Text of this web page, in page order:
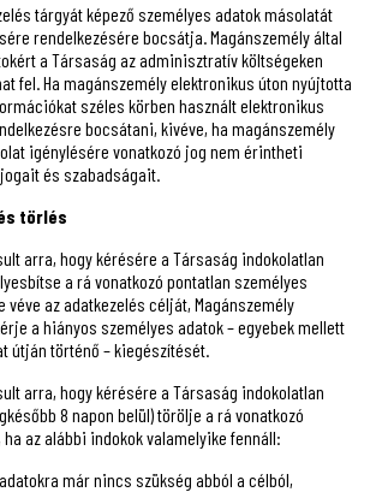
tárgyát képező személyes adatok másolatát
rendelkezésére bocsátja. Magánszemély által
a Társaság az adminisztratív költségeken
fel. Ha magánszemély elektronikus úton nyújtotta
széles körben használt elektronikus
bocsátani, kivéve, ha magánszemély
igénylésére vonatkozó jog nem érintheti
és szabadságait.
törlés
arra, hogy kérésére a Társaság indokolatlan
a rá vonatkozó pontatlan személyes
véve az adatkezelés célját, Magánszemély
a hiányos személyes adatok – egyebek mellett
útján történő – kiegészítését.
arra, hogy kérésére a Társaság indokolatlan
8 napon belül) törölje a rá vonatkozó
az alábbi indokok valamelyike fennáll:
már nincs szükség abból a célból,